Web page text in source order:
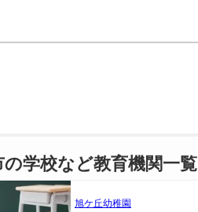
の学校など教育機関一覧
旭ケ丘幼稚園